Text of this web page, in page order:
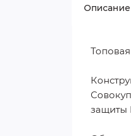
Описание
защиты